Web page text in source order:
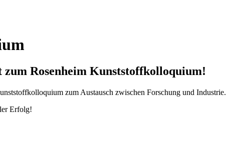
zum Rosenheim Kunststoffkolloquium!
zum Austausch zwischen Forschung und Industrie.
Erfolg!